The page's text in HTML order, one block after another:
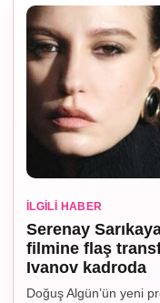
İLGILI HABER
Serenay
filmine flaş
Ivanov kadroda
Doğuş Algün’ün yeni